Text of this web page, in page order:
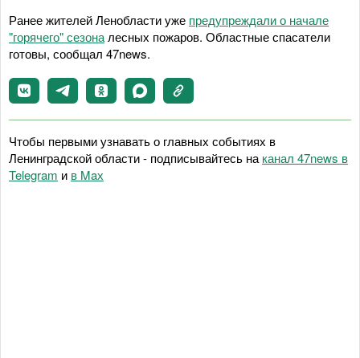
Ранее жителей Ленобласти уже предупреждали о начале
"горячего" сезона лесных пожаров. Областные спасатели
готовы, сообщал 47news.
Чтобы первыми узнавать о главных событиях в
Ленинградской области - подписывайтесь на канал 47news в
Telegram и в Maх